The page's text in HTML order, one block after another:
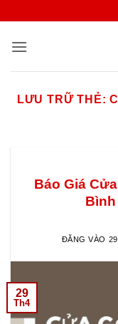
nội
LƯU TRỮ THẺ:
Báo Giá
ĐĂNG VÀO
29
Th4